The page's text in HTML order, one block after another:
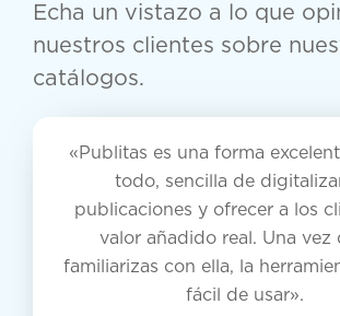
Echa un vistazo a lo que
nuestros clientes sobre
catálogos.
«Publitas es una forma
todo, sencilla de
publicaciones y ofrecer a los
valor añadido real. Una vez
familiarizas con ella, la
fácil de usar».